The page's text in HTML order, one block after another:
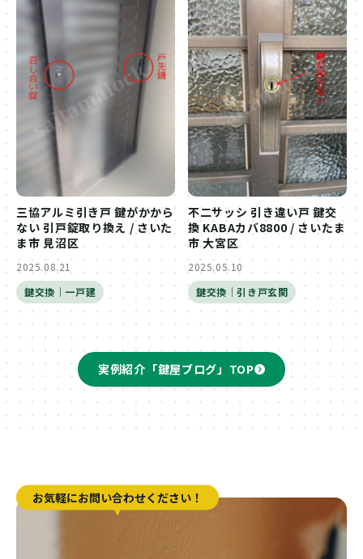
三協アルミ引き戸 鍵がかから
ない 引戸錠取り換え / さいた
ま市 見沼区
2025.08.21
鍵交換｜一戸建
不二サッシ 引き違い戸 鍵交
換 KABAカバ8800 / さいたま
市 大宮区
2025.05.10
鍵交換｜引き戸玄関
実例紹介「鍵屋ブログ」TOP
お気軽にお問い合わせください！